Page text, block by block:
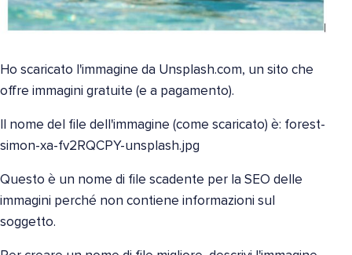
Ho scaricato l'immagine da Unsplash.com, un sito che
offre immagini gratuite (e a pagamento).
Il nome del file dell'immagine (come scaricato) è: forest-
simon-xa-fv2RQCPY-unsplash.jpg
Questo è un nome di file scadente per la SEO delle
immagini perché non contiene informazioni sul
soggetto.